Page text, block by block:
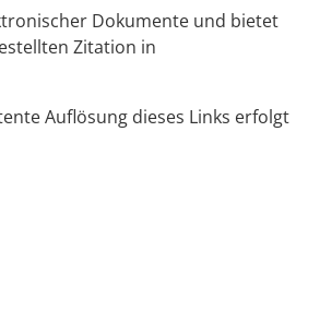
Dokumente und bietet
Zitation in
Auflösung dieses Links erfolgt